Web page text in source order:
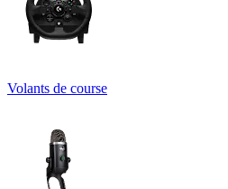
Volants de course